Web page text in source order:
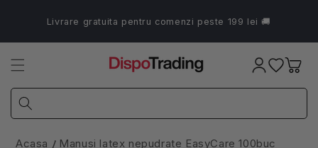
conținutLivrare gratuita pentru comenzi peste 199 lei 🚚
Coș
Acasa Manusi latex nepudrate EasyCare 100buc